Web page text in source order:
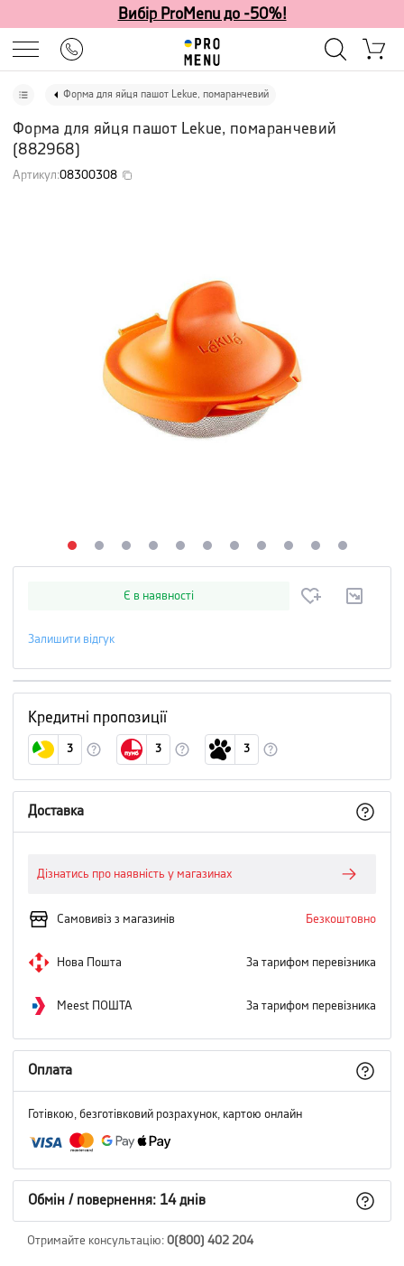
Вибір ProMenu до -50%!
Форма для яйця пашот Lekue, помаранчевий
Форма для яйця пашот Lekue, помаранчевий
(882968)
Артикул:08300308
Є в наявності
Залишити відгук
Кредитні пропозиції
3 3 3
Доставка
Дізнатись про наявність у магазинах
Самовивіз з магазинів Безкоштовно
Нова Пошта За тарифом перевізника
Meest ПОШТА За тарифом перевізника
Оплата
Готівкою, безготівковий розрахунок, картою онлайн
Обмін / повернення: 14 днів
Отримайте консультацію: 0(800) 402 204